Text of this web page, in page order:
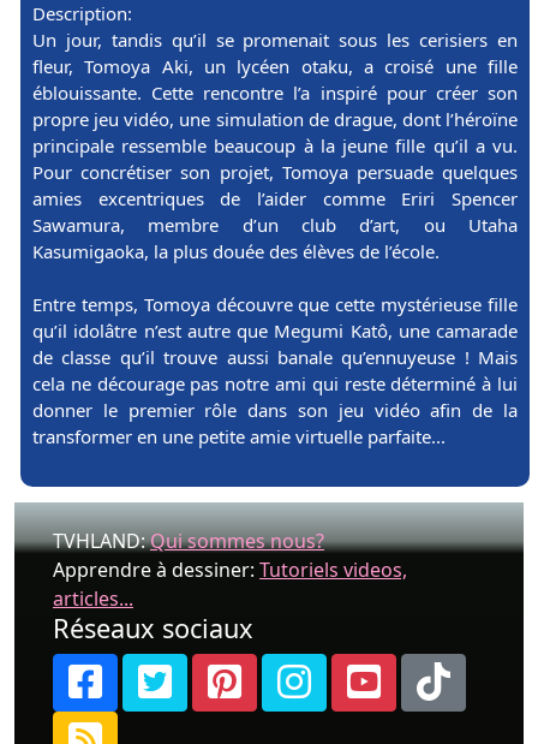
Description:
Un jour, tandis qu’il se promenait sous les cerisiers en
fleur, Tomoya Aki, un lycéen otaku, a croisé une fille
éblouissante. Cette rencontre l’a inspiré pour créer son
propre jeu vidéo, une simulation de drague, dont l’héroïne
principale ressemble beaucoup à la jeune fille qu’il a vu.
Pour concrétiser son projet, Tomoya persuade quelques
amies excentriques de l’aider comme Eriri Spencer
Sawamura, membre d’un club d’art, ou Utaha
Kasumigaoka, la plus douée des élèves de l’école.
Entre temps, Tomoya découvre que cette mystérieuse fille
qu’il idolâtre n’est autre que Megumi Katô, une camarade
de classe qu’il trouve aussi banale qu’ennuyeuse ! Mais
cela ne décourage pas notre ami qui reste déterminé à lui
donner le premier rôle dans son jeu vidéo afin de la
transformer en une petite amie virtuelle parfaite...
TVHLAND:Qui sommes nous?
Apprendre à dessiner: Tutoriels videos,
articles...
Réseaux sociaux